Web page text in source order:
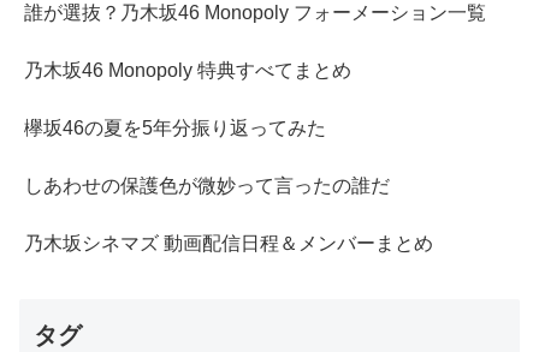
誰が選抜？乃木坂46 Monopoly フォーメーション一覧
乃木坂46 Monopoly 特典すべてまとめ
欅坂46の夏を5年分振り返ってみた
しあわせの保護色が微妙って言ったの誰だ
乃木坂シネマズ 動画配信日程＆メンバーまとめ
タグ